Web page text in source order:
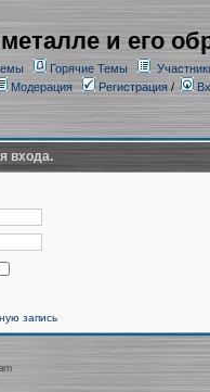
и его
Горячие Темы
Модерация
Регистрация/
входа.
запись